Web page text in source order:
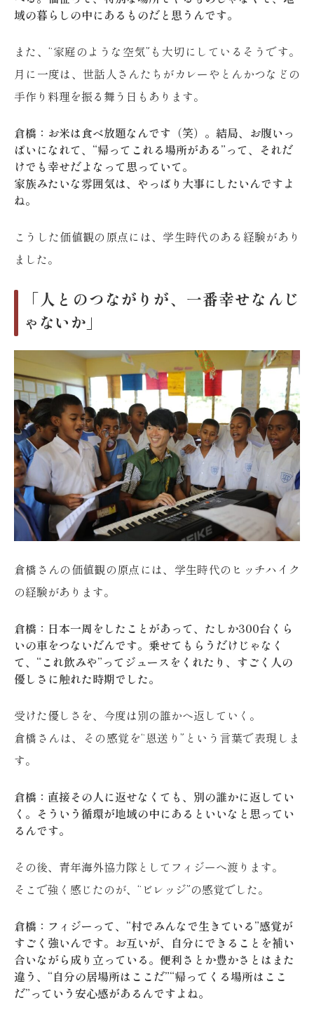
域の暮らしの中にあるものだと思うんです。
また、“家庭のような空気”も大切にしているそうです。
月に一度は、世話人さんたちがカレーやとんかつなどの
手作り料理を振る舞う日もあります。
倉橋：お米は食べ放題なんです（笑）。結局、お腹いっ
ぱいになれて、“帰ってこれる場所がある”って、それだ
けでも幸せだよなって思っていて。
家族みたいな雰囲気は、やっぱり大事にしたいんですよ
ね。
こうした価値観の原点には、学生時代のある経験があり
ました。
「人とのつながりが、一番幸せなんじ
ゃないか」
倉橋さんの価値観の原点には、学生時代のヒッチハイク
の経験があります。
倉橋：日本一周をしたことがあって、たしか300台くら
いの車をつないだんです。乗せてもらうだけじゃなく
て、“これ飲みや”ってジュースをくれたり、すごく人の
優しさに触れた時期でした。
受けた優しさを、今度は別の誰かへ返していく。
倉橋さんは、その感覚を“恩送り”という言葉で表現しま
す。
倉橋：直接その人に返せなくても、別の誰かに返してい
く。そういう循環が地域の中にあるといいなと思ってい
るんです。
その後、青年海外協力隊としてフィジーへ渡ります。
そこで強く感じたのが、“ビレッジ”の感覚でした。
倉橋：フィジーって、“村でみんなで生きている”感覚が
すごく強いんです。お互いが、自分にできることを補い
合いながら成り立っている。便利さとか豊かさとはまた
違う、“自分の居場所はここだ”“帰ってくる場所はここ
だ”っていう安心感があるんですよね。